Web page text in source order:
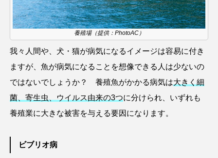
オーストラリア カイエビ カイギュウ
カイロウドウケツ カイワリ
カエルアンコウ カガミガイ カキ
カタボシイワシ カツオ カニ
カレイ
養殖場（提供：PhotoAC）
我々人間や、犬・猫が病気になるイメージは容易に付き
ますが、魚が病気になることを想像できる人は少ないの
ではないでしょうか？ 養殖魚がかかる病気は大きく細
菌、寄生虫、ウイルス由来の3つに分けられ、いずれも
養殖業に大きな被害を与える要因になります。
ビブリオ病